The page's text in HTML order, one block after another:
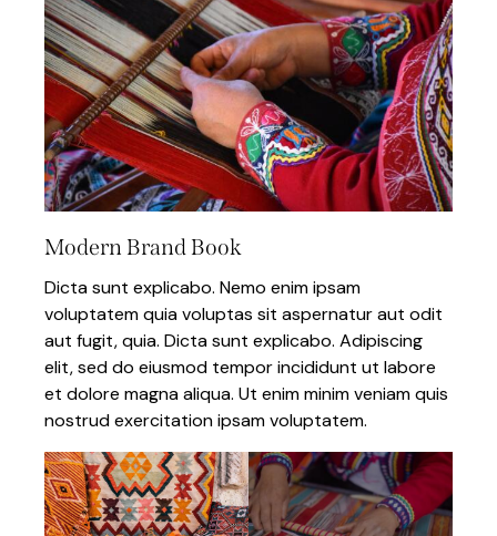
Modern Brand Book
Dicta sunt explicabo. Nemo enim ipsam
voluptatem quia voluptas sit aspernatur aut odit
aut fugit, quia. Dicta sunt explicabo. Adipiscing
elit, sed do eiusmod tempor incididunt ut labore
et dolore magna aliqua. Ut enim minim veniam quis
nostrud exercitation ipsam voluptatem.